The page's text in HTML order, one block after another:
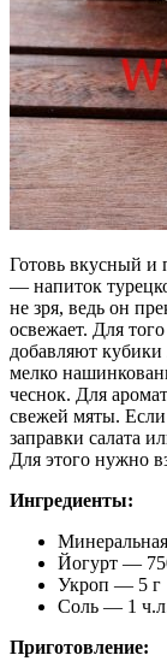
Готовь вкусный
— напиток
не зря, ведь он
освежает. Для
добавляют кубики
мелко
чеснок. Для
свежей мяты. Если
заправки салата
Для этого нужно
Ингредиенты:
Йогурт —
Укроп — 5 г
Соль — 1
Приготовление: